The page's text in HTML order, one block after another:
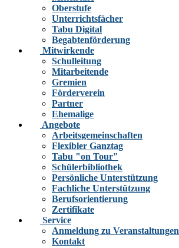
Oberstufe
Unterrichtsfächer
Tabu Digital
Begabtenförderung
Mitwirkende
Schulleitung
Mitarbeitende
Gremien
Förderverein
Partner
Ehemalige
Angebote
Arbeitsgemeinschaften
Flexibler Ganztag
Tabu "on Tour"
Schülerbibliothek
Persönliche Unterstützung
Fachliche Unterstützung
Berufsorientierung
Zertifikate
Service
Anmeldung zu Veranstaltungen
Kontakt